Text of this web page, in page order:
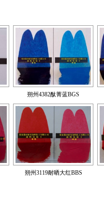
朔州4382酞菁蓝BGS
朔州3119耐晒大红BBS